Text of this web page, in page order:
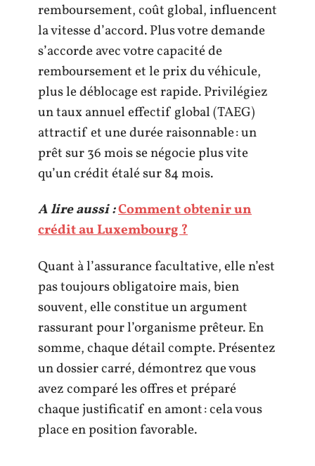
remboursement, coût global, influencent
la vitesse d’accord. Plus votre demande
s’accorde avec votre capacité de
remboursement et le prix du véhicule,
plus le déblocage est rapide. Privilégiez
un taux annuel effectif global (TAEG)
attractif et une durée raisonnable : un
prêt sur 36 mois se négocie plus vite
qu’un crédit étalé sur 84 mois.
A lire aussi :Comment obtenir un
crédit au Luxembourg ?
Quant à l’assurance facultative, elle n’est
pas toujours obligatoire mais, bien
souvent, elle constitue un argument
rassurant pour l’organisme prêteur. En
somme, chaque détail compte. Présentez
un dossier carré, démontrez que vous
avez comparé les offres et préparé
chaque justificatif en amont : cela vous
place en position favorable.